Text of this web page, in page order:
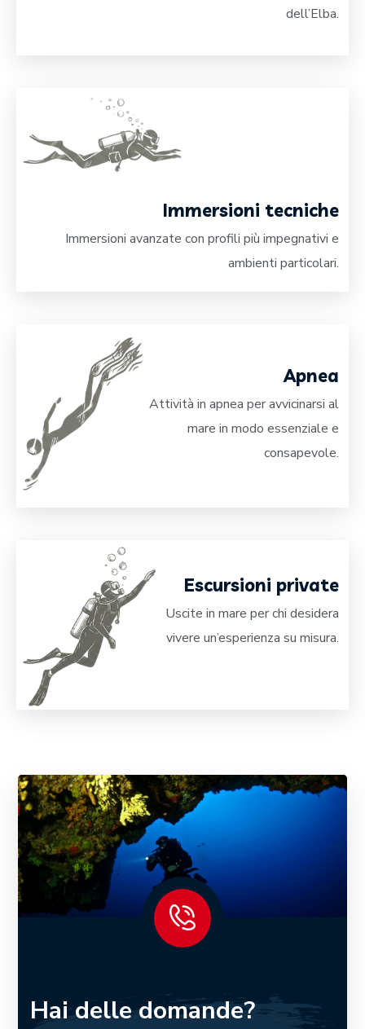
dell’Elba.
Immersioni tecniche
Immersioni avanzate con profili più impegnativi e
ambienti particolari.
Apnea
Attività in apnea per avvicinarsi al
mare in modo essenziale e
consapevole.
Escursioni private
Uscite in mare per chi desidera
vivere un’esperienza su misura.
Hai delle domande?